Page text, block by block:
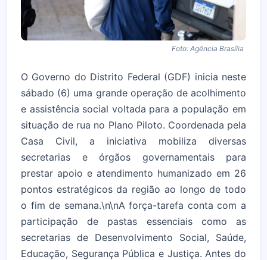
Foto: Agência Brasília
O Governo do Distrito Federal (GDF) inicia neste
sábado (6) uma grande operação de acolhimento
e assistência social voltada para a população em
situação de rua no Plano Piloto. Coordenada pela
Casa Civil, a iniciativa mobiliza diversas
secretarias e órgãos governamentais para
prestar apoio e atendimento humanizado em 26
pontos estratégicos da região ao longo de todo
o fim de semana.\n\nA força-tarefa conta com a
participação de pastas essenciais como as
secretarias de Desenvolvimento Social, Saúde,
Educação, Segurança Pública e Justiça. Antes do